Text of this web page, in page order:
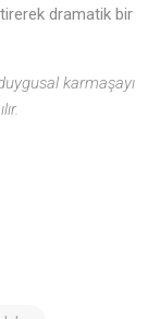
dramatik bir
karmaşayı